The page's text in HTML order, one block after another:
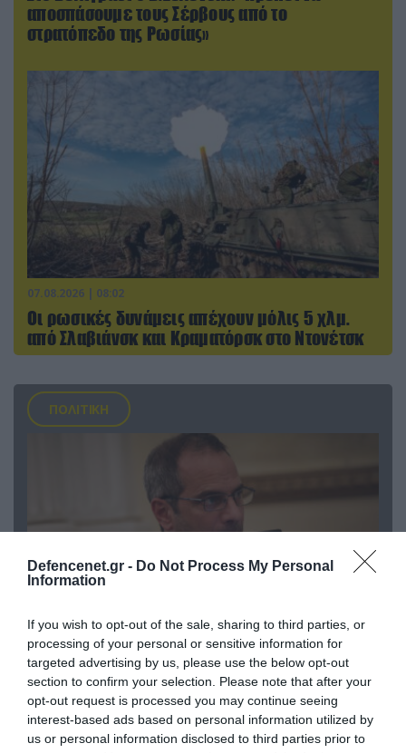
Defencenet.gr - Do Not Process My Personal
Information
If you wish to opt-out of the sale, sharing to third parties, or
processing of your personal or sensitive information for
targeted advertising by us, please use the below opt-out
section to confirm your selection. Please note that after your
opt-out request is processed you may continue seeing
interest-based ads based on personal information utilized by
us or personal information disclosed to third parties prior to
αποσπάσουμε τους Σέρβους από το
στρατόπεδο της Ρωσίας»
07.08.2026 | 08:02
Οι ρωσικές δυνάμεις απέχουν μόλις 5 χλμ.
από Σλαβιάνσκ και Κραματόρσκ στο Ντονέτσκ
ΠΟΛΙΤΙΚΗ
07.08.2026 | 20:02
Ο Γιάννης Αλαφούζος «τέλειωσε» τον
Κωνσταντίνο Ζούλα από τον ΣΚΑΪ – Ο λόγος της
απομάκρυνσής του